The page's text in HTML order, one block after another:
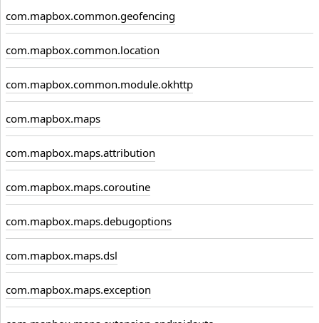
com.mapbox.common.geofencing
com.mapbox.common.location
com.mapbox.common.module.okhttp
com.mapbox.maps
com.mapbox.maps.attribution
com.mapbox.maps.coroutine
com.mapbox.maps.debugoptions
com.mapbox.maps.dsl
com.mapbox.maps.exception